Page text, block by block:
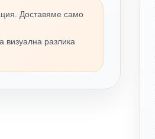
Доставяме само
разлика